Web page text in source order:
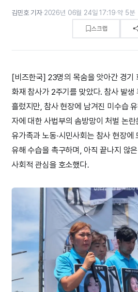
김민호 기자·2026년 06월 24일 17:19·약 5분
스크랩
[비즈한국] 23명의 목숨을 앗아간 경기
화재 참사가 2주기를 맞았다. 참사 발생
흘렀지만, 참사 현장에 남겨진 미수습
자에 대한 사법부의 솜방망이 처벌 논
유가족과 노동·시민사회는 참사 현장에
유해 수습을 촉구하며, 아직 끝나지 않
사회적 관심을 호소했다.